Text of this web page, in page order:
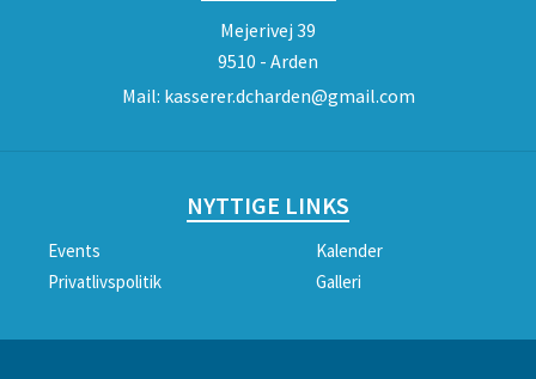
Mejerivej 39
9510 - Arden
Mail: kasserer.dcharden@gmail.com
NYTTIGE LINKS
Events
Kalender
Privatlivspolitik
Galleri